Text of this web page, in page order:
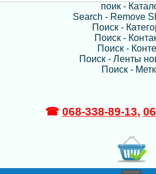
поик -
Search - Remove
Поиск -
Поиск -
Поиск -
Поиск - Ленты
Поиск -
☎ 068-338-89-13,